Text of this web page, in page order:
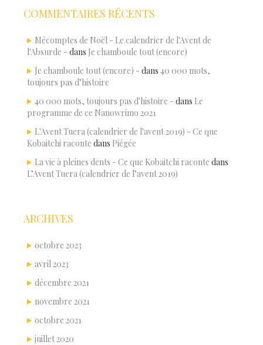
COMMENTAIRES RÉCENTS
Mécomptes de Noël - Le calendrier de l'Avent de
l'Absurde - dans Je chamboule tout (encore)
Je chamboule tout (encore) - dans 40 000 mots,
toujours pas d’histoire
40 000 mots, toujours pas d'histoire - dans Le
programme de ce Nanowrimo 2021
L'Avent Tuera (calendrier de l'avent 2019) - Ce que
Kobaitchi raconte dans Piégée
La vie à pleines dents - Ce que Kobaitchi raconte dans
L’Avent Tuera (calendrier de l’avent 2019)
ARCHIVES
octobre 2023
avril 2023
décembre 2021
novembre 2021
octobre 2021
juillet 2020